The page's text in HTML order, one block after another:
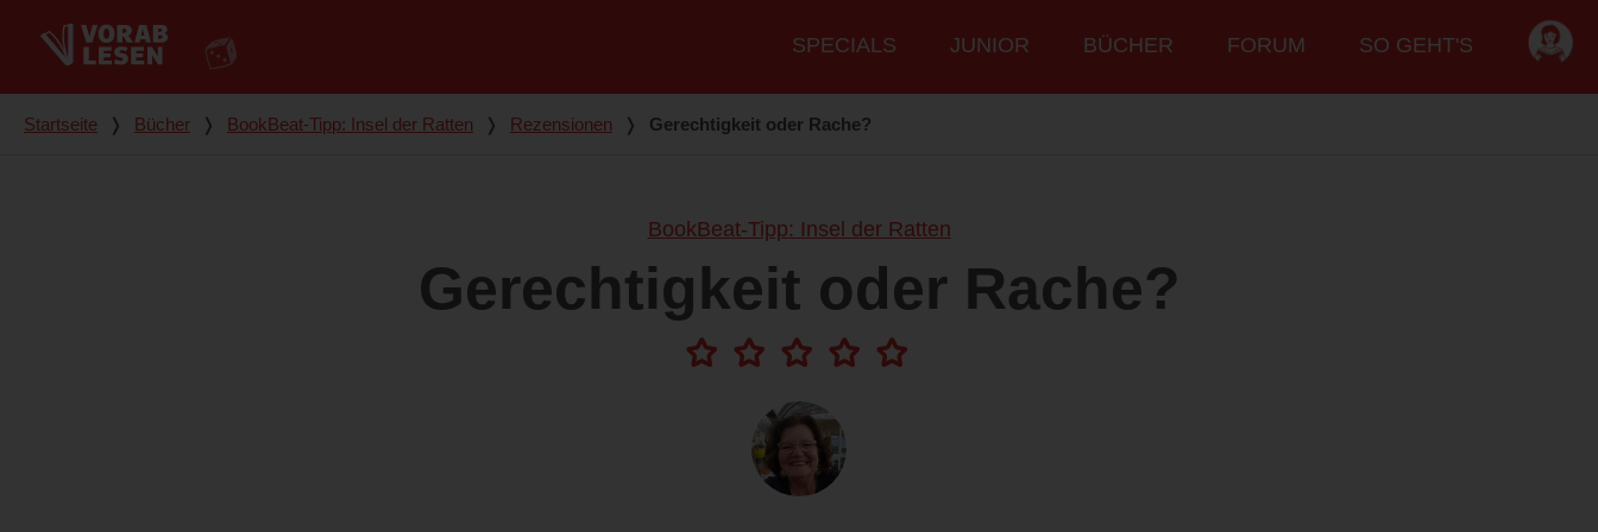
Hauptmenü
SPECIALS JUNIOR BÜCHER FORUM SO GEHT'S
Du bist hier
Startseite ❭ Bücher ❭ BookBeat-Tipp: Insel der Ratten ❭ Rezensionen ❭ Gerechtigkeit oder Rache?
BookBeat-Tipp: Insel der Ratten
Gerechtigkeit oder Rache?